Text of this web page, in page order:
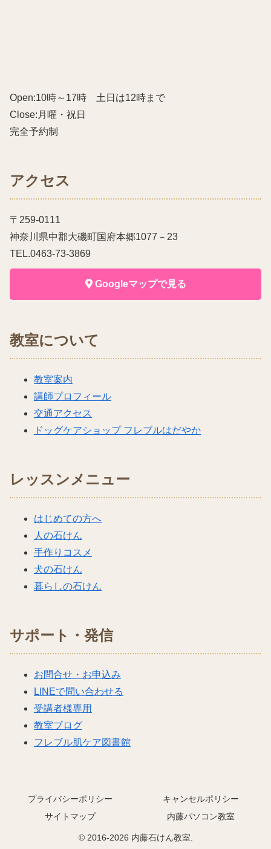
Open:10時～17時 土日は12時まで
Close:月曜・祝日
完全予約制
アクセス
〒259-0111
神奈川県中郡大磯町国府本郷1077－23
TEL.0463-73-3869
Googleマップで見る
教室について
教室案内
講師プロフィール
交通アクセス
ドッグケアショップ フレブルはだやか
レッスンメニュー
はじめての方へ
人の石けん
手作りコスメ
犬の石けん
暮らしの石けん
サポート・発信
お問合せ・お申込み
LINEで問い合わせる
受講者様専用
教室ブログ
フレブル肌ケア図書館
プライバシーポリシー
キャンセルポリシー
サイトマップ
内藤パソコン教室
© 2016-2026 内藤石けん教室.